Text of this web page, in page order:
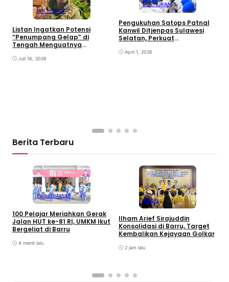
POLHUKAM
Listan Ingatkan Potensi
“Penumpang Gelap” di
Tengah Menguatnya
Juli 18, 2026
POLHUKAM
Pengukuhan Satops Patnal
Kanwil Ditjenpas Sulawesi
Selatan, Perkuat
Kepatuhan Internal
April 1, 2026
Berita Terbaru
Pemerintahan
100 Pelajar Meriahkan Gerak
Jalan HUT ke-81 RI, UMKM Ikut
Bergeliat di Barru
4 menit lalu
Politik
Ilham Arief Sirajuddin
Konsolidasi di Barru, Target
Kembalikan Kejayaan Golkar
2 jam lalu